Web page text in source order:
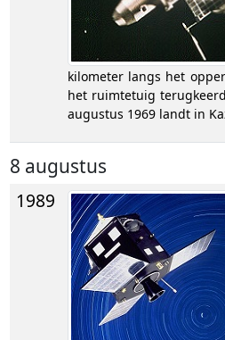
kilometer langs het
het ruimtetuig
augustus 1969 landt in
8 augustus
1989